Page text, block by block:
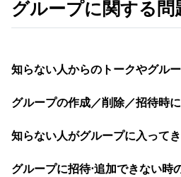
グループに関する問
知らない人からのトークやグル
グループの作成／削除／招待時
知らない人がグループに入って
グループに招待⋅追加できない時